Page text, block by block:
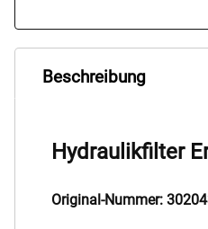
Beschreibung
Hydraulikfilter
Original-Nummer: